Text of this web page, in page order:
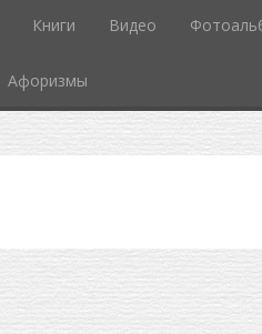
Книги Видео
Афоризмы